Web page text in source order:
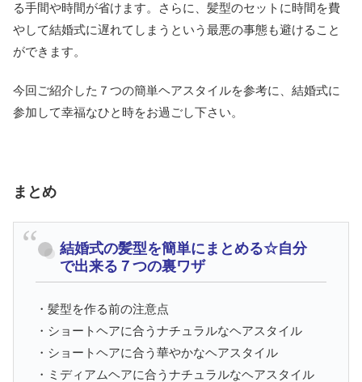
る手間や時間が省けます。さらに、髪型のセットに時間を費
やして結婚式に遅れてしまうという最悪の事態も避けること
ができます。
今回ご紹介した７つの簡単ヘアスタイルを参考に、結婚式に
参加して幸福なひと時をお過ごし下さい。
まとめ
結婚式の髪型を簡単にまとめる☆自分
で出来る７つの裏ワザ
・髪型を作る前の注意点
・ショートヘアに合うナチュラルなヘアスタイル
・ショートヘアに合う華やかなヘアスタイル
・ミディアムヘアに合うナチュラルなヘアスタイル